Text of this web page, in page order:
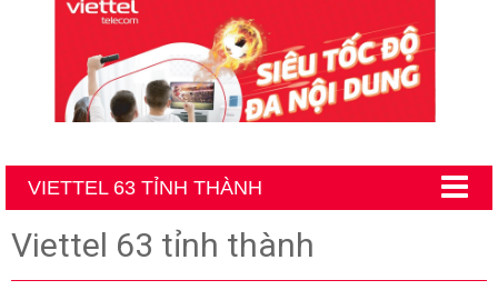
VIETTEL 63 TỈNH THÀNH
Viettel 63 tỉnh thành